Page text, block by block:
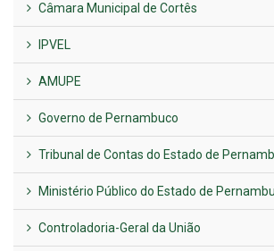
Câmara Municipal de Cortês
IPVEL
AMUPE
Governo de Pernambuco
Tribunal de Contas do Estado de
Ministério Público do Estado de
Controladoria-Geral da União